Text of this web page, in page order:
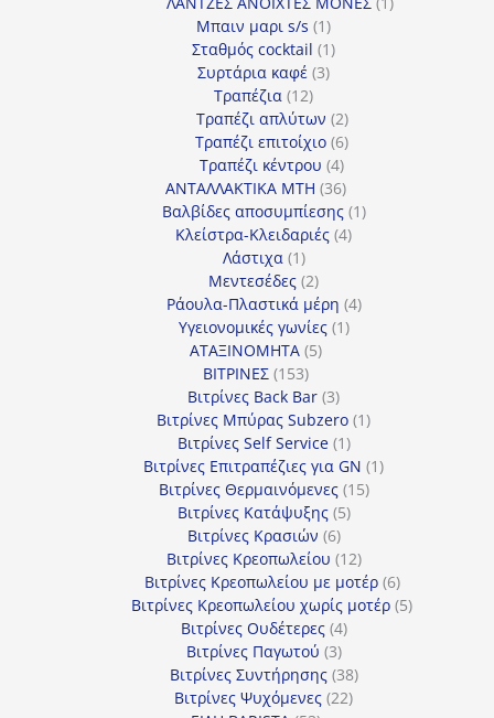
Μπαιν μαρι s/s 11
προϊόν
Σταθμός cocktail 11
Συρτάρια καφέ 33
Τραπέζια 1212
προϊόντα
Τραπέζι απλύτων 22
προϊόντα
Τραπέζι επιτοίχιο 66
προϊόντα
Τραπέζι κέντρου 44
προϊόντα
ΑΝΤΑΛΛΑΚΤΙΚΑ MTH 3636
προϊόντα
Βαλβίδες αποσυμπίεσης 11
Κλείστρα-Κλειδαριές 44
Λάστιχα 11
προϊόν
Μεντεσέδες 22
προϊόντα
Ράουλα-Πλαστικά μέρη 44
Υγειονομικές γωνίες 11
ΑΤΑΞΙΝΟΜΗΤΑ 55
ΒΙΤΡΙΝΕΣ 153153
προϊόντα
Βιτρίνες Back Bar 33
προϊόντα
Βιτρίνες Mπύρας Subzero 11
Βιτρίνες Self Service 11
προϊόν
Βιτρίνες Επιτραπέζιες για GN 11
Βιτρίνες Θερμαινόμενες 1515
Βιτρίνες Κατάψυξης 55
Βιτρίνες Κρασιών 66
προϊόντα
Βιτρίνες Κρεοπωλείου 1212
προϊόντα
Βιτρίνες Κρεοπωλείου με μοτέρ 66
προϊόντα
Βιτρίνες Κρεοπωλείου χωρίς μοτέρ 55
Βιτρίνες Ουδέτερες 44
προϊόντα
Βιτρίνες Παγωτού 33
προϊόντα
Βιτρίνες Συντήρησης 3838
προϊόντα
Βιτρίνες Ψυχόμενες 2222